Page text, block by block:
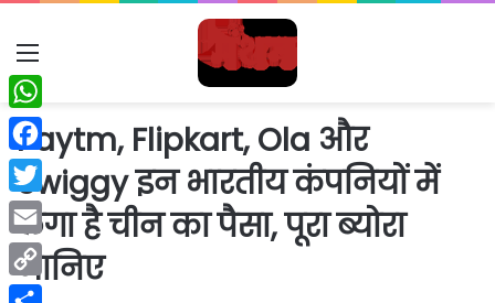
Menu
Paytm, Flipkart, Ola और
Swiggy इन भारतीय कंपनियों में
लगा है चीन का पैसा, पूरा ब्योरा
जानिए
WhatsApp
Facebook
Twitter
Email
Copy